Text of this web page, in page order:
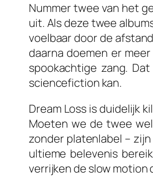
Nummer twee van het
uit. Als deze twee
voelbaar door de
daarna doemen er
spookachtige zang.
sciencefiction kan.
Dream Loss is duidelijk
Moeten we de twee
zonder platenlabel –
ultieme belevenis
verrijken de slow